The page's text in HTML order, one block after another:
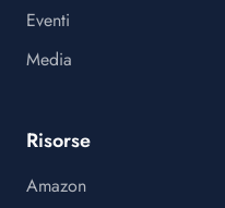
Eventi
Media
Risorse
Amazon